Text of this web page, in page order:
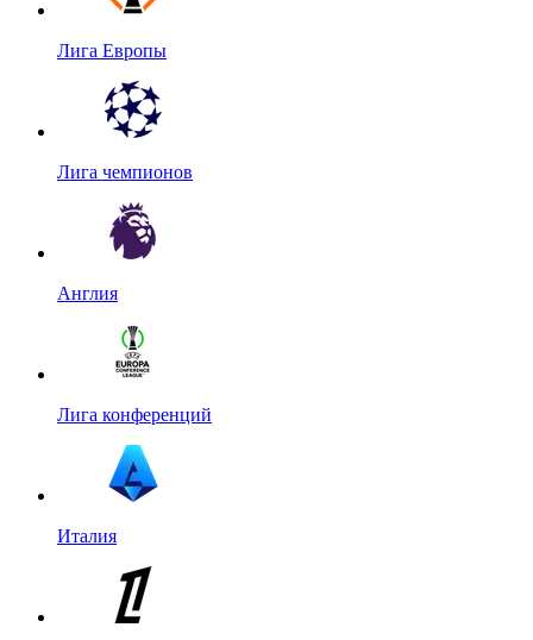
Лига Европы
Лига чемпионов
Англия
Лига конференций
Италия